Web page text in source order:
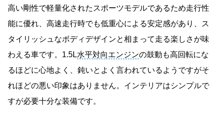
高い剛性で軽量化されたスポーツモデルであるため走行性
能に優れ、高速走行時でも低重心による安定感があり、ス
タイリッシュなボディデザインと相まって走る楽しさが味
わえる車です。1.5L水平対向エンジンの鼓動も高回転にな
るほどに心地よく、鈍いとよく言われているようですがそ
れほどの悪い印象はありません。インテリアはシンプルで
すが必要十分な装備です。